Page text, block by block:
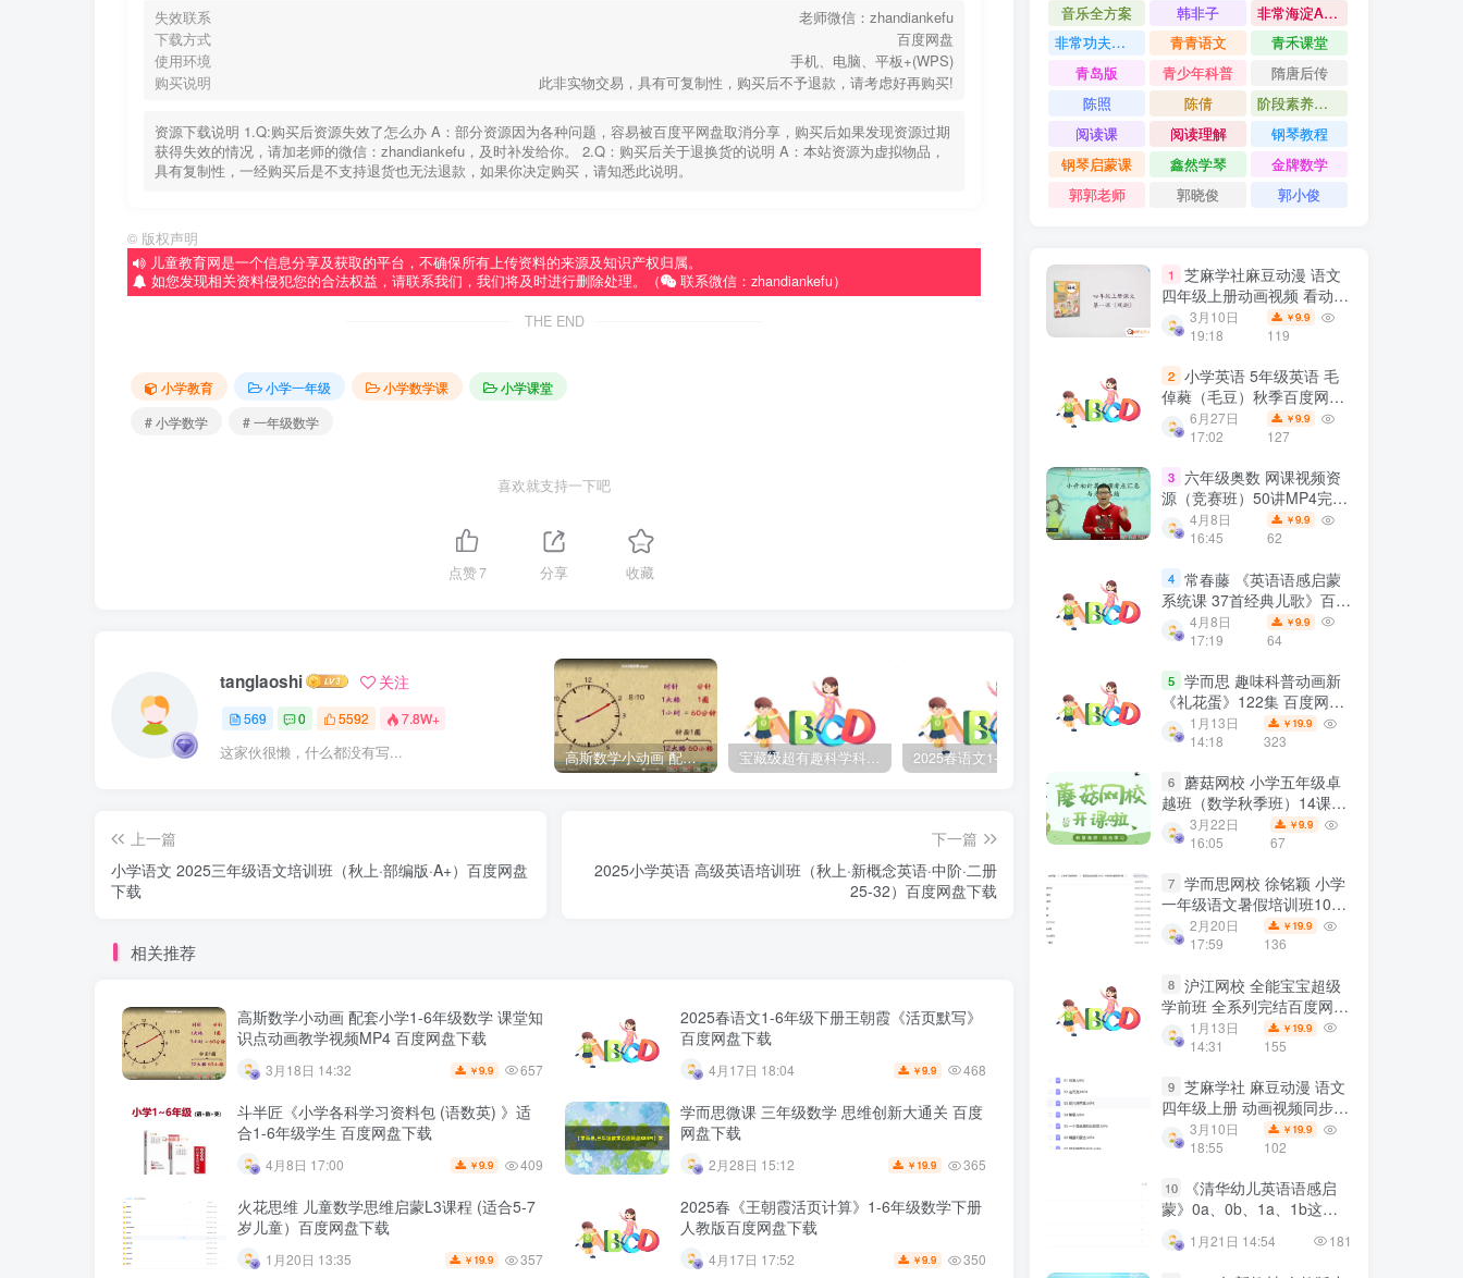
失效联系
老师微信：zhandiankefu
下载方式
百度网盘
使用环境
手机、电脑、平板+(WPS)
购买说明
此非实物交易，具有可复制性，购买后不予退款，请考虑好再购买!
资源下载说明 1.Q:购买后资源失效了怎么办 A：部分资源因为各种问题，容易被百度平网盘取消分享，购买后如果发现资源过期
获得失效的情况，请加老师的微信：zhandiankefu，及时补发给你。 2.Q：购买后关于退换货的说明 A：本站资源为虚拟物品，
具有复制性，一经购买后是不支持退货也无法退款，如果你决定购买，请知悉此说明。
© 版权声明
儿童教育网是一个信息分享及获取的平台，不确保所有上传资料的来源及知识产权归属。
如您发现相关资料侵犯您的合法权益，请联系我们，我们将及时进行删除处理。（
联系微信：zhandiankefu）
THE END
小学教育 小学一年级 小学数学课
小学课堂
# 小学数学
# 一年级数学
喜欢就支持一下吧
点赞7 分享 收藏
tanglaoshi 关注
569 0 5592 7.8W+
这家伙很懒，什么都没有写... 高斯数学小动画 配套小学1-6年级数学 课堂知识点动画教学视频MP4 百度网盘下载 宝藏级超有趣科学科普动画《土豆逗严肃科普》第二季 百度网盘下载
上一篇
小学语文 2025三年级语文培训班（秋上·部编版·A+）百度网盘
下载
下一篇
2025小学英语 高级英语培训班（秋上·新概念英语·中阶·二册
25-32）百度网盘下载
相关推荐
高斯数学小动画 配套小学1-6年级数学 课堂知
识点动画教学视频MP4 百度网盘下载
3月18日 14:32 ￥9.9 657
2025春语文1-6年级下册王朝霞《活页默写》
百度网盘下载
4月17日 18:04 ￥9.9 468
斗半匠《小学各科学习资料包 (语数英) 》适
合1-6年级学生 百度网盘下载
4月8日 17:00 ￥9.9 409
学而思微课 三年级数学 思维创新大通关 百度
网盘下载
2月28日 15:12 ￥ 19.9 365
火花思维 儿童数学思维启蒙L3课程 (适合5-7
岁儿童）百度网盘下载
1月20日 13:35 ￥ 19.9 357
2025春《王朝霞活页计算》1-6年级数学下册
人教版百度网盘下载
4月17日 17:52 ￥9.9 350
音乐全方案
韩非子
非常海淀AB卷
非常功夫作文
青青语文
青禾课堂
青岛版
青少年科普
隋唐后传
陈照
陈倩
阶段素养评价卷
阅读课
阅读理解
钢琴教程
钢琴启蒙课
鑫然学琴
金牌数学
郭郭老师
郭晓俊 郭小俊
1
芝麻学社麻豆动漫 语文
四年级上册动画视频 看动画
学语文 3.10GB资源百度网
盘下载
3月10日
19:18
￥9.9
119
2 小学英语 5年级英语 毛
倬蕤（毛豆）秋季百度网盘
下载6月27日
17:02
￥9.9
127
3 六年级奥数 网课视频资
源（竞赛班）50讲MP4完结
百度网盘下载
4月8日
16:45
￥9.9
62
4 常春藤 《英语语感启蒙
系统课 37首经典儿歌》百度
网盘下载
4月8日
17:19
￥9.9
64
5 学而思 趣味科普动画新
《礼花蛋》122集 百度网盘
下载1月13日
14:18
￥ 19.9
323
6 蘑菇网校 小学五年级卓
越班（数学秋季班）14课完
结 MP4视频+讲义PDF 百度
网盘下载
3月22日
16:05
￥9.9
67
7 学而思网校 徐铭颖 小学
一年级语文暑假培训班10课
MP4视频百度云网盘下载
2月20日
17:59
￥ 19.9
136
8 沪江网校 全能宝宝超级
学前班 全系列完结百度网盘
下载1月13日
14:31
￥ 19.9
155
9 芝麻学社 麻豆动漫 语文
四年级上册 动画视频同步课
程 百度网盘下载
3月10日
18:55
￥ 19.9
102
10
《清华幼儿英语语感启
蒙》0a、0b、1a、1b这四
1月21日 14:54 181